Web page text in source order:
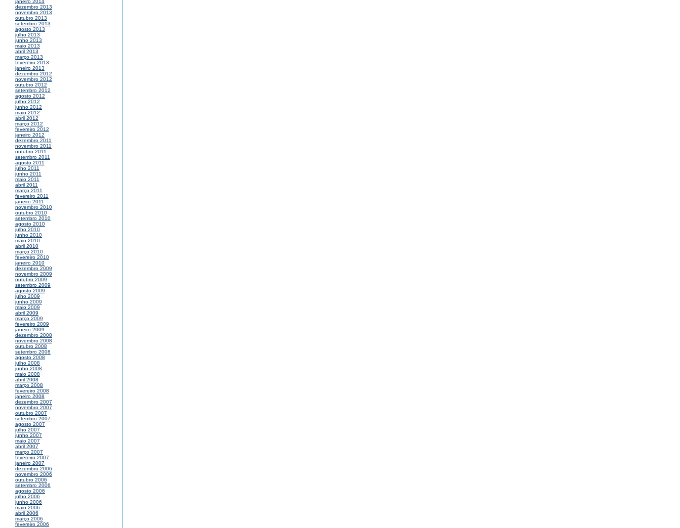
janeiro 2014
dezembro 2013
novembro 2013
outubro 2013
setembro 2013
agosto 2013
julho 2013
junho 2013
maio 2013
abril 2013
março 2013
fevereiro 2013
janeiro 2013
dezembro 2012
novembro 2012
outubro 2012
setembro 2012
agosto 2012
julho 2012
junho 2012
maio 2012
abril 2012
março 2012
fevereiro 2012
janeiro 2012
dezembro 2011
novembro 2011
outubro 2011
setembro 2011
agosto 2011
julho 2011
junho 2011
maio 2011
abril 2011
março 2011
fevereiro 2011
janeiro 2011
novembro 2010
outubro 2010
setembro 2010
agosto 2010
julho 2010
junho 2010
maio 2010
abril 2010
março 2010
fevereiro 2010
janeiro 2010
dezembro 2009
novembro 2009
outubro 2009
setembro 2009
agosto 2009
julho 2009
junho 2009
maio 2009
abril 2009
março 2009
fevereiro 2009
janeiro 2009
dezembro 2008
novembro 2008
outubro 2008
setembro 2008
agosto 2008
julho 2008
junho 2008
maio 2008
abril 2008
março 2008
fevereiro 2008
janeiro 2008
dezembro 2007
novembro 2007
outubro 2007
setembro 2007
agosto 2007
julho 2007
junho 2007
maio 2007
abril 2007
março 2007
fevereiro 2007
janeiro 2007
dezembro 2006
novembro 2006
outubro 2006
setembro 2006
agosto 2006
julho 2006
junho 2006
maio 2006
abril 2006
março 2006
fevereiro 2006